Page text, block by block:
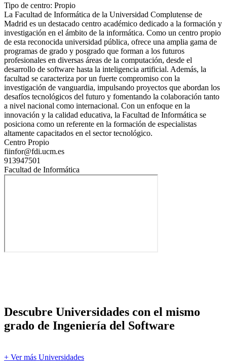
Tipo de centro: Propio
La Facultad de Informática de la Universidad Complutense de
Madrid es un destacado centro académico dedicado a la formación y
investigación en el ámbito de la informática. Como un centro propio
de esta reconocida universidad pública, ofrece una amplia gama de
programas de grado y posgrado que forman a los futuros
profesionales en diversas áreas de la computación, desde el
desarrollo de software hasta la inteligencia artificial. Además, la
facultad se caracteriza por un fuerte compromiso con la
investigación de vanguardia, impulsando proyectos que abordan los
desafíos tecnológicos del futuro y fomentando la colaboración tanto
a nivel nacional como internacional. Con un enfoque en la
innovación y la calidad educativa, la Facultad de Informática se
posiciona como un referente en la formación de especialistas
altamente capacitados en el sector tecnológico.
Centro Propio
fiinfor@fdi.ucm.es
913947501
Facultad de Informática
Descubre Universidades con el mismo
grado de Ingeniería del Software
+ Ver más Universidades